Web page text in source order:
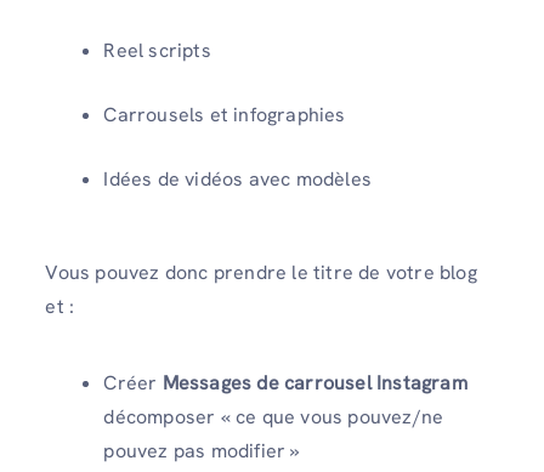
Reel scripts
Carrousels et infographies
Idées de vidéos avec modèles
Vous pouvez donc prendre le titre de votre blog
et :
Créer Messages de carrousel Instagram
décomposer « ce que vous pouvez/ne
pouvez pas modifier »